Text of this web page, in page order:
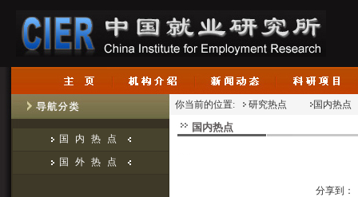
国内热点
国外热点
你当前的位置: 研究热点 国内热点
国内热点
分享到：